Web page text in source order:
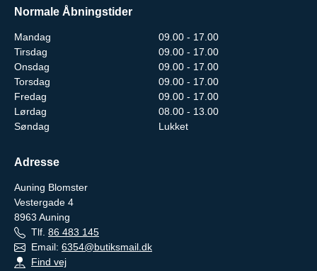
Normale Åbningstider
Mandag
09.00 - 17.00
Tirsdag
09.00 - 17.00
Onsdag
09.00 - 17.00
Torsdag
09.00 - 17.00
Fredag
09.00 - 17.00
Lørdag
08.00 - 13.00
Søndag
Lukket
Adresse
Auning Blomster
Vestergade 4
8963 Auning
Tlf. 86 483 145
Email: 6354@butiksmail.dk
Find vej